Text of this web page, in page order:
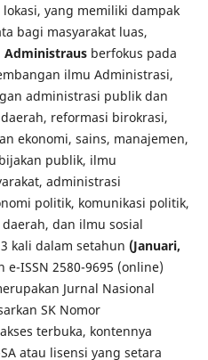
yang memiliki dampak
bagi masyarakat luas,
Administrausberfokus pada
ilmu Administrasi,
administrasi publik dan
reformasi birokrasi,
ekonomi, sains, manajemen,
publik, ilmu
administrasi
politik, komunikasi politik,
dan ilmu sosial
kali dalam setahun (Januari,
e-ISSN 2580-9695 (online)
Jurnal Nasional
SK Nomor
terbuka, kontennya
atau lisensi yang setara